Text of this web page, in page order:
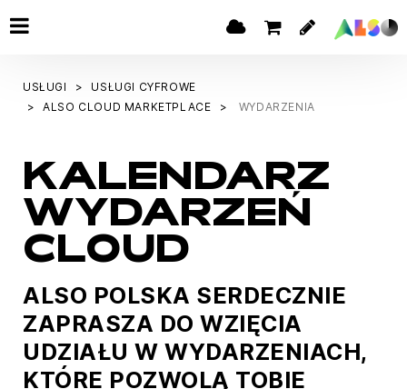
USŁUGI
USŁUGI CYFROWE
ALSO CLOUD MARKETPLACE
WYDARZENIA
KALENDARZ
WYDARZEŃ
CLOUD
ALSO POLSKA SERDECZNIE
ZAPRASZA DO WZIĘCIA
UDZIAŁU W WYDARZENIACH,
KTÓRE POZWOLĄ TOBIE